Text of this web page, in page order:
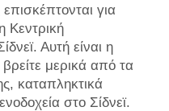
για
Κεντρική
Αυτή είναι η
μερικά από τα
καταπληκτικά
στο Σίδνεϊ.